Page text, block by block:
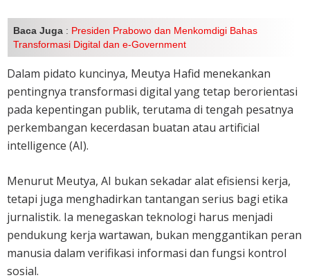
Baca Juga : Presiden Prabowo dan Menkomdigi Bahas
Transformasi Digital dan e-Government
Dalam pidato kuncinya, Meutya Hafid menekankan
pentingnya transformasi digital yang tetap berorientasi
pada kepentingan publik, terutama di tengah pesatnya
perkembangan kecerdasan buatan atau artificial
intelligence (AI).
Menurut Meutya, AI bukan sekadar alat efisiensi kerja,
tetapi juga menghadirkan tantangan serius bagi etika
jurnalistik. Ia menegaskan teknologi harus menjadi
pendukung kerja wartawan, bukan menggantikan peran
manusia dalam verifikasi informasi dan fungsi kontrol
sosial.